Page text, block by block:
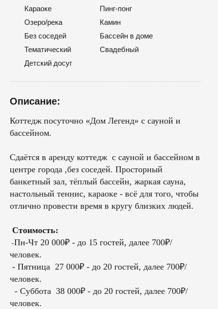
Караоке
Пинг-понг
Озеро/река
Камин
Без соседей
Бассейн в доме
Тематический
Свадебный
Детский досуг
Описание:
Коттедж посуточно «Дом Легенд» с сауной и
бассейном.
Сдаётся в аренду коттедж с сауной и бассейном в
центре города ,без соседей. Просторный
банкетный зал, тёплый бассейн, жаркая сауна,
настольный теннис, караоке - всё для того, чтобы
отлично провести время в кругу близких людей.
Стоимость:
-Пн-Чт 20 000₽ - до 15 гостей, далее 700₽/
человек.
- Пятница 27 000₽ - до 20 гостей, далее 700₽/
человек.
- Суббота 38 000₽ - до 20 гостей, далее 700₽/
человек.